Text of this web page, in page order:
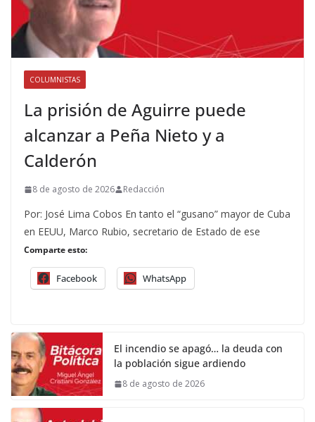
COLUMNISTAS
La prisión de Aguirre puede
alcanzar a Peña Nieto y a
Calderón
8 de agosto de 2026 Redacción
Por: José Lima Cobos En tanto el “gusano” mayor de Cuba
en EEUU, Marco Rubio, secretario de Estado de ese
Comparte esto:
Facebook WhatsApp
El incendio se apagó… la deuda con
la población sigue ardiendo
8 de agosto de 2026